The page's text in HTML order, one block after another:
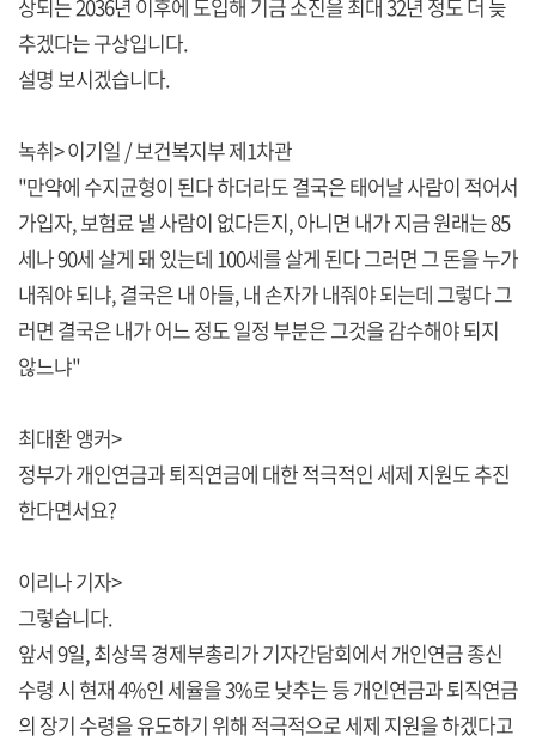
상되는 2036년 이후에 도입해 기금 소진을 최대 32년 정도 더 늦
추겠다는 구상입니다.
설명 보시겠습니다.
녹취> 이기일 / 보건복지부 제1차관
"만약에 수지균형이 된다 하더라도 결국은 태어날 사람이 적어서
가입자, 보험료 낼 사람이 없다든지, 아니면 내가 지금 원래는 85
세나 90세 살게 돼 있는데 100세를 살게 된다 그러면 그 돈을 누가
내줘야 되냐, 결국은 내 아들, 내 손자가 내줘야 되는데 그렇다 그
러면 결국은 내가 어느 정도 일정 부분은 그것을 감수해야 되지
않느냐"
최대환 앵커>
정부가 개인연금과 퇴직연금에 대한 적극적인 세제 지원도 추진
한다면서요?
이리나 기자>
그렇습니다.
앞서 9일, 최상목 경제부총리가 기자간담회에서 개인연금 종신
수령 시 현재 4%인 세율을 3%로 낮추는 등 개인연금과 퇴직연금
의 장기 수령을 유도하기 위해 적극적으로 세제 지원을 하겠다고